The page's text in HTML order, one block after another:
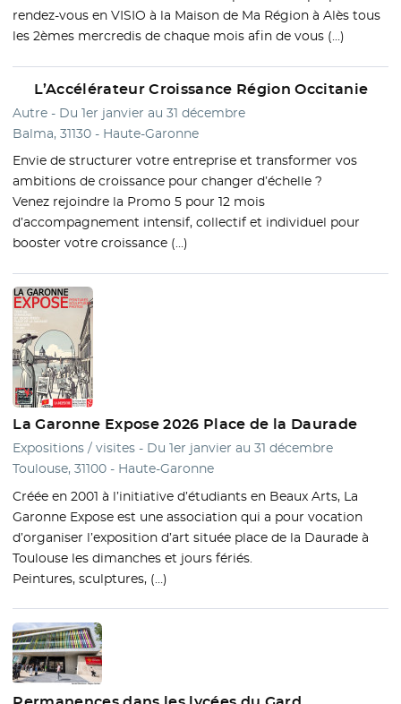
rendez-vous en VISIO à la Maison de Ma Région à Alès tous
les 2èmes mercredis de chaque mois afin de vous (…)
L’Accélérateur Croissance Région Occitanie
Autre - Du 1er janvier au 31 décembre
Balma, 31130 - Haute-Garonne
Envie de structurer votre entreprise et transformer vos
ambitions de croissance pour changer d’échelle ?
Venez rejoindre la Promo 5 pour 12 mois
d’accompagnement intensif, collectif et individuel pour
booster votre croissance (…)
La Garonne Expose 2026 Place de la Daurade
Expositions / visites - Du 1er janvier au 31 décembre
Toulouse, 31100 - Haute-Garonne
Créée en 2001 à l’initiative d’étudiants en Beaux Arts, La
Garonne Expose est une association qui a pour vocation
d’organiser l’exposition d’art située place de la Daurade à
Toulouse les dimanches et jours fériés.
Peintures, sculptures, (…)